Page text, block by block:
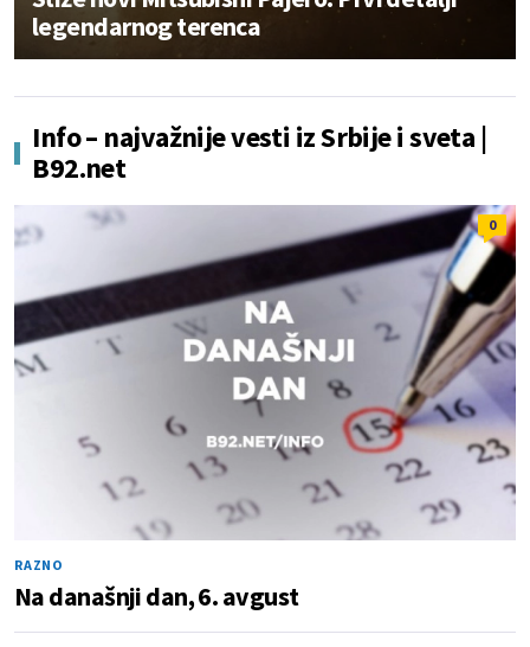
legendarnog terenca
Info – najvažnije vesti iz Srbije i sveta |
B92.net
0
RAZNO
Na današnji dan, 6. avgust